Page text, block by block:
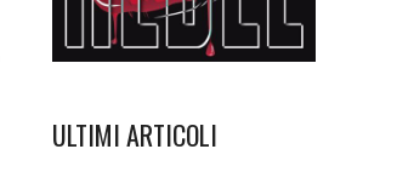
ULTIMI ARTICOLI